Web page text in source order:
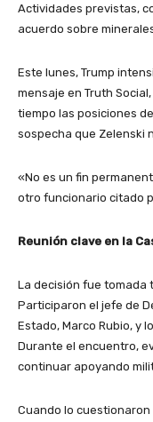
Actividades previstas,
acuerdo sobre
Este lunes, Trump
mensaje en Truth
tiempo las posiciones
sospecha que Zelenski
«No es un fin
otro funcionario citado
Reunión clave en la
La decisión fue tomada
Participaron el jefe de
Estado, Marco Rubio, y
Durante el encuentro,
continuar apoyando
Cuando lo